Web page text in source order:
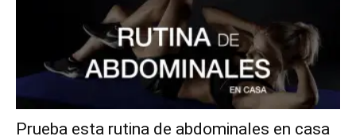
Prueba esta rutina de abdominales en casa